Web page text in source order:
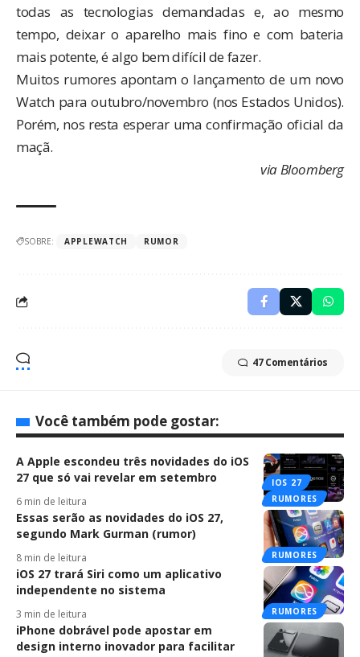
todas as tecnologias demandadas e, ao mesmo
tempo, deixar o aparelho mais fino e com bateria
mais potente, é algo bem difícil de fazer.
Muitos rumores apontam o lançamento de um novo
Watch para outubro/novembro (nos Estados Unidos).
Porém, nos resta esperar uma confirmação oficial da
maçã.
viaBloomberg
SOBRE: APPLEWATCH RUMOR
47 Comentários
Você também pode gostar:
IOS 27
RUMORES
A Apple escondeu três novidades do iOS
27 que só vai revelar em setembro
6 min de leitura
RUMORES
Essas serão as novidades do iOS 27,
segundo Mark Gurman (rumor)
8 min de leitura
RUMORES
iOS 27 trará Siri como um aplicativo
independente no sistema
3 min de leitura
iPhone dobrável pode apostar em
design interno inovador para facilitar